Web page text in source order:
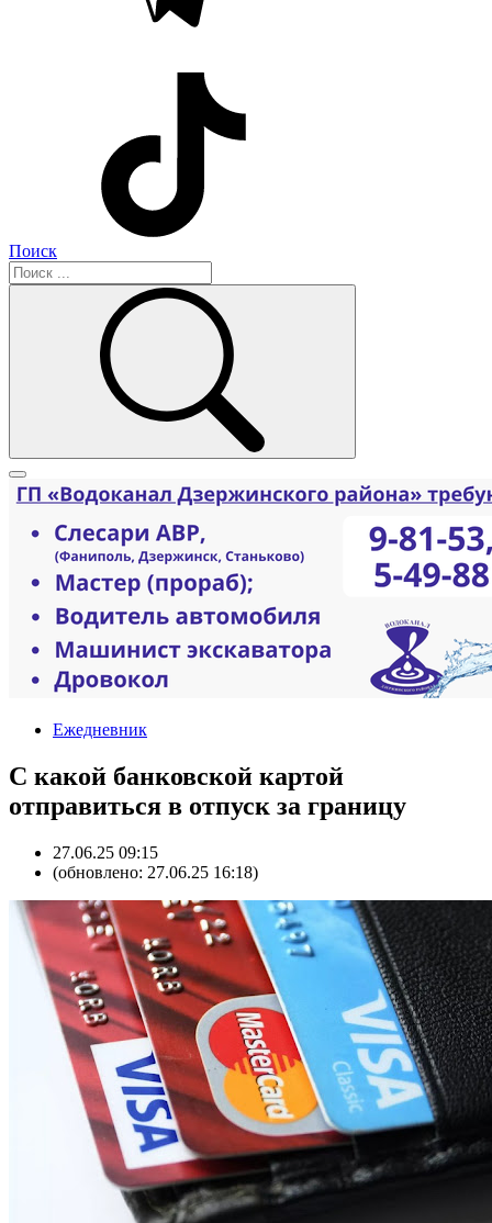
Поиск
Ежедневник
С какой банковской картой
отправиться в отпуск за границу
27.06.25 09:15
(обновлено: 27.06.25 16:18)